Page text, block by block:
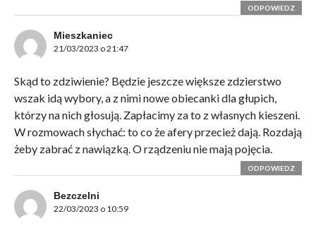
ODPOWIEDZ
Mieszkaniec
21/03/2023 o 21:47
Skąd to zdziwienie? Będzie jeszcze większe zdzierstwo
wszak idą wybory, a z nimi nowe obiecanki dla głupich,
którzy na nich głosują. Zapłacimy za to z własnych kieszeni.
W rozmowach słychać: to co że afery przecież dają. Rozdają
żeby zabrać z nawiązką. O rządzeniu nie mają pojęcia.
ODPOWIEDZ
Bezczelni
22/03/2023 o 10:59